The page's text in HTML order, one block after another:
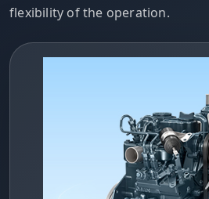
flexibility of the operation.